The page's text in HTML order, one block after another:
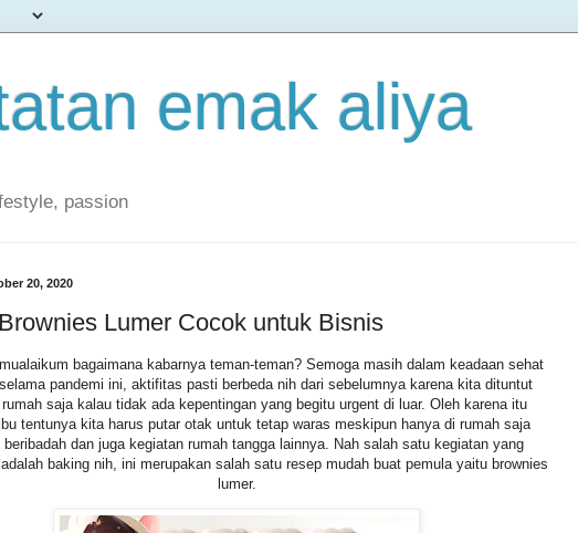
emak aliya
passion
20, 2020
Lumer Cocok untuk Bisnis
bagaimana kabarnya teman-teman? Semoga masih dalam keadaan sehat
pandemi ini, aktifitas pasti berbeda nih dari sebelumnya karena kita dituntut
saja kalau tidak ada kepentingan yang begitu urgent di luar. Oleh karena itu
tentunya kita harus putar otak untuk tetap waras meskipun hanya di rumah saja
beribadah dan juga kegiatan rumah tangga lainnya. Nah salah satu kegiatan yang
baking nih, ini merupakan salah satu resep mudah buat pemula yaitu brownies
lumer.